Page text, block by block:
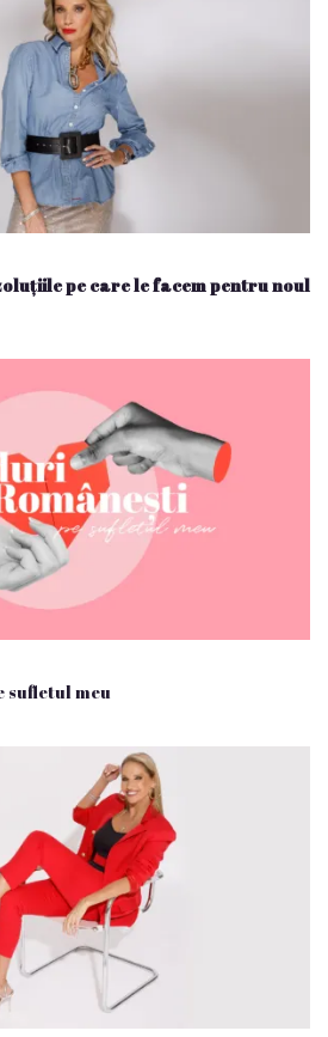
pe care le facem pentru noul
sufletul meu